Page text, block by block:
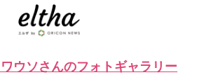
ワウソさんのフォトギャラリー